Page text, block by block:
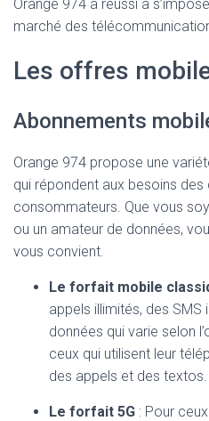
Orange 974 a réussi à
marché des
Les offres
Abonnements
Orange 974 propose une
qui répondent aux besoins
consommateurs. Que vous
ou un amateur de données,
vous convient.
Le forfait mobile
appels illimités, des
données qui varie selon
ceux qui utilisent leur
des appels et des textos.
Le forfait 5G : Pour